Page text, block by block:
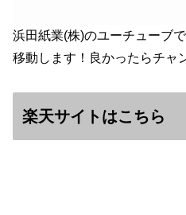
浜田紙業(株)のユーチューブ
移動します！良かったらチャ
楽天サイトはこちら